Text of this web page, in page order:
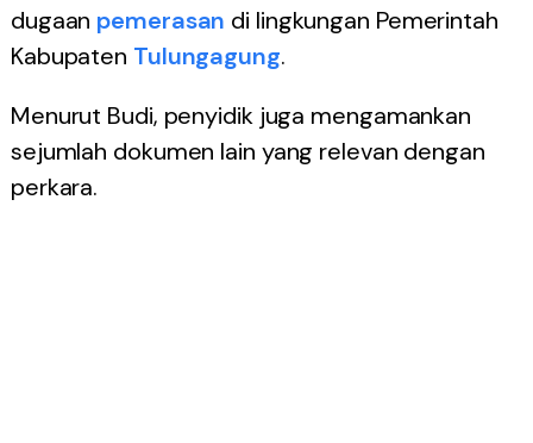
dugaan pemerasan di lingkungan Pemerintah
Kabupaten Tulungagung.
Menurut Budi, penyidik juga mengamankan
sejumlah dokumen lain yang relevan dengan
perkara.